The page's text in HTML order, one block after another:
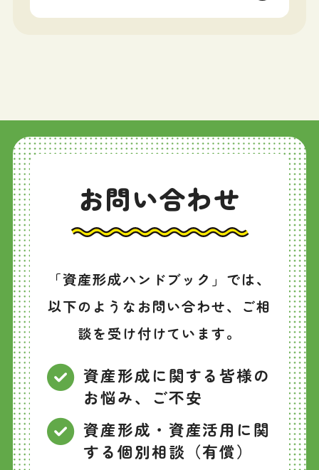
お問い合わせ
「資産形成ハンドブック」では、
以下のようなお問い合わせ、ご相
談を受け付けています。
資産形成に関する皆様の
お悩み、ご不安
資産形成・資産活用に関
する個別相談（有償）